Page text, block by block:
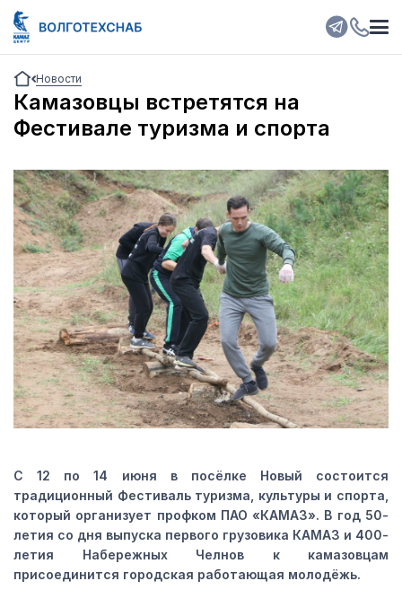
Новости
Камазовцы встретятся на
Фестивале туризма и спорта
С 12 по 14 июня в посёлке Новый состоится
традиционный Фестиваль туризма, культуры и спорта,
который организует профком ПАО «КАМАЗ». В год 50-
летия со дня выпуска первого грузовика КАМАЗ и 400-
летия Набережных Челнов к камазовцам
присоединится городская работающая молодёжь.